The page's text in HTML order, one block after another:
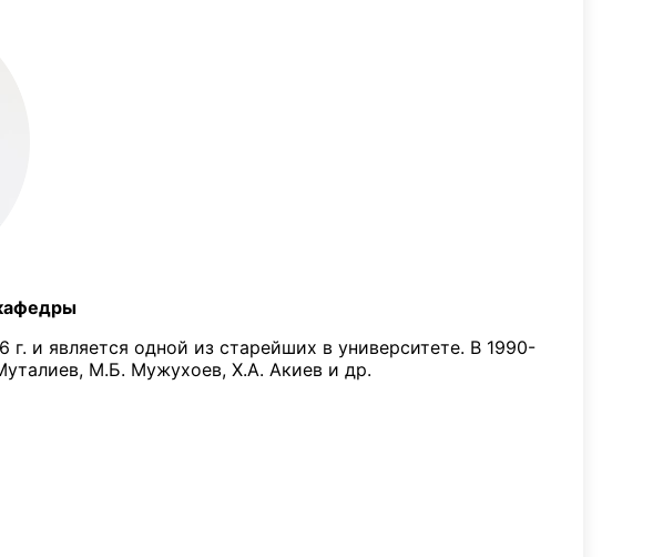
и является одной из старейших в университете. В 1990-
М.Б. Мужухоев, Х.А. Акиев и др.